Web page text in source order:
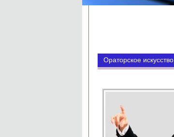
Ораторское искусство